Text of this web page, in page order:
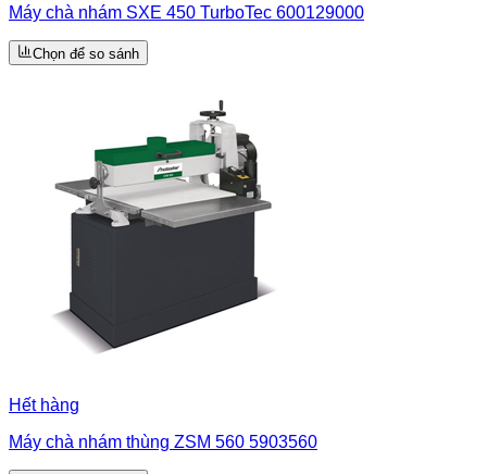
Máy chà nhám SXE 450 TurboTec 600129000
Chọn để so sánh
Hết hàng
Máy chà nhám thùng ZSM 560 5903560